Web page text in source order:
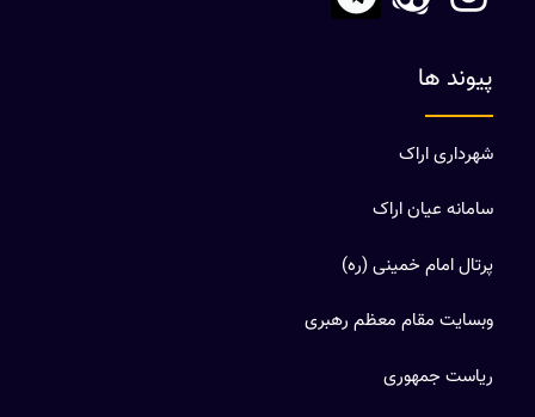
پیوند ها
شهرداری اراک
سامانه عیان اراک
پرتال امام خمینی (ره)
وبسایت مقام معظم رهبری
ریاست جمهوری